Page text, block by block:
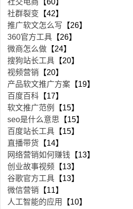
社交电商 【60】
社群裂变 【42】
推广软文怎么写 【26】
360官方工具 【26】
微商怎么做 【24】
搜狗站长工具 【20】
视频营销 【20】
产品软文推广方案 【19】
百度百科 【17】
软文推广范例
【15】
seo是什么意思 【15】
百度站长工具 【15】
直播带货 【14】
网络营销如何赚钱 【13】
创业故事视频 【13】
谷歌官方工具 【13】
微信营销 【11】
人工智能的应用
【10】